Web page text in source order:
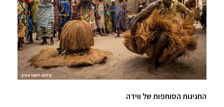
החגיגות הסוחפות של ווידה